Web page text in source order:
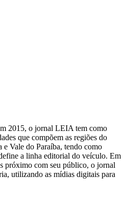
2015, o jornal LEIA tem como
que compõem as regiões do
Vale do Paraíba, tendo como
a linha editorial do veículo. Em
próximo com seu público, o jornal
utilizando as mídias digitais para